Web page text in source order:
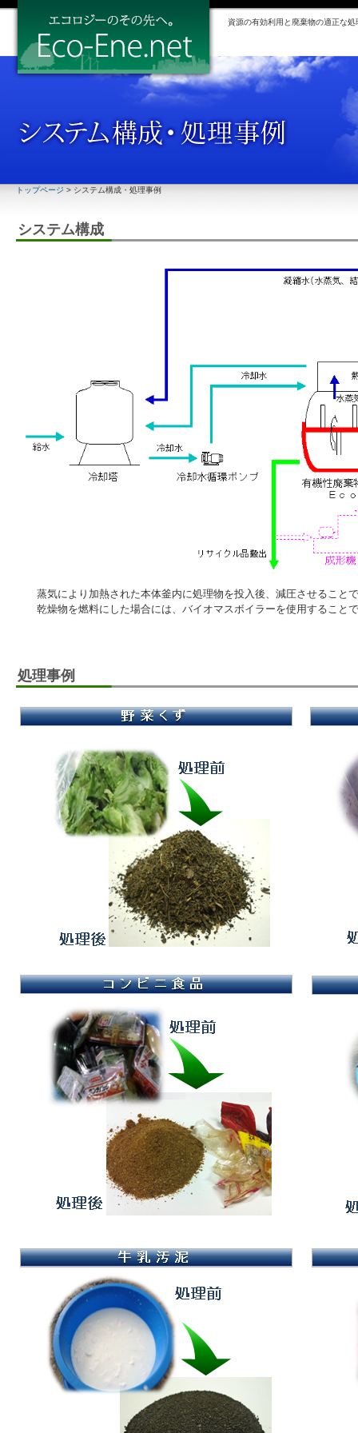
資源の有効利用と廃棄物の適正な
トップページ > システム構成・処理事例
システム構成
蒸気により加熱された本体釜内に処理物を投入後、減圧させること
乾燥物を燃料にした場合には、バイオマスボイラーを使用すること
処理事例